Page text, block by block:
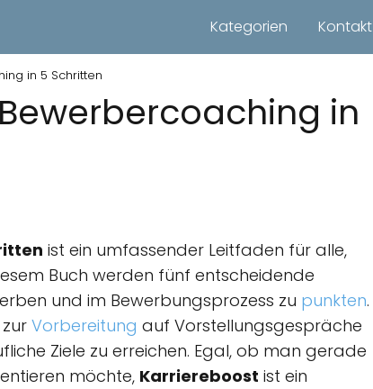
Kategorien Kontakt
in 5 Schritten
in
ist ein umfassender Leitfaden für alle,
Buch werden fünf entscheidende
und im Bewerbungsprozess zu punkten.
Vorbereitung auf Vorstellungsgespräche
Ziele zu erreichen. Egal, ob man gerade
möchte, Karriereboost ist ein